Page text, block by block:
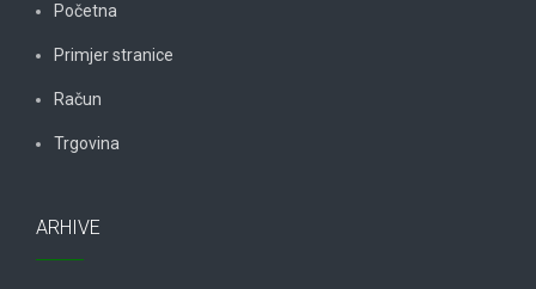
Početna
Primjer stranice
Račun
Trgovina
ARHIVE